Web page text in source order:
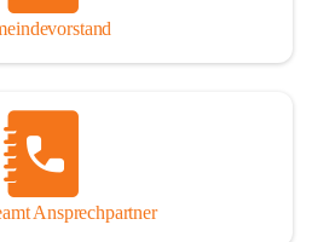
Ansprechpartner